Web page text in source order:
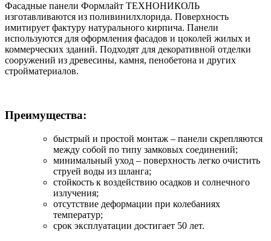
Фасадные панели Формлайт ТЕХНОНИКОЛЬ
изготавливаются из поливинилхлорида. Поверхность
имитирует фактуру натурального кирпича. Панели
используются для оформления фасадов и цоколей жилых и
коммерческих зданий. Подходят для декоративной отделки
сооружений из древесины, камня, пенобетона и других
стройматериалов.
Преимущества:
быстрый и простой монтаж – панели скрепляются
между собой по типу замковых соединений;
минимальный уход – поверхность легко очистить
струей воды из шланга;
стойкость к воздействию осадков и солнечного
излучения;
отсутствие деформации при колебаниях
температур;
срок эксплуатации достигает 50 лет.